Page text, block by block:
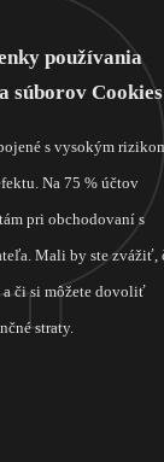
používania
súborov Cookies
s vysokým
Na 75 % účtov
pri obchodovaní s
Mali by ste zvážiť,
či si môžete dovoliť
straty.